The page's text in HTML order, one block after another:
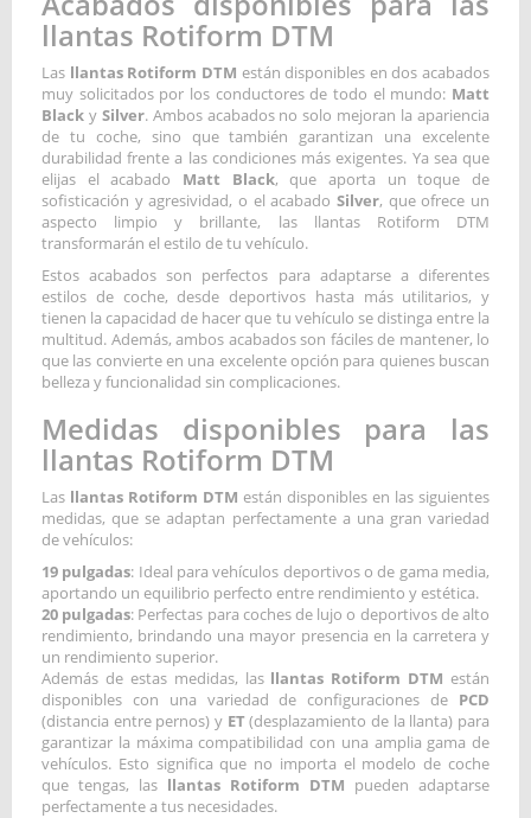
llantas Rotiform DTM
Las llantas Rotiform DTM están disponibles en dos acabados
muy solicitados por los conductores de todo el mundo: Matt
Black y Silver. Ambos acabados no solo mejoran la apariencia
de tu coche, sino que también garantizan una excelente
durabilidad frente a las condiciones más exigentes. Ya sea que
elijas el acabado Matt Black, que aporta un toque de
sofisticación y agresividad, o el acabado Silver, que ofrece un
aspecto limpio y brillante, las llantas Rotiform DTM
transformarán el estilo de tu vehículo.
Estos acabados son perfectos para adaptarse a diferentes
estilos de coche, desde deportivos hasta más utilitarios, y
tienen la capacidad de hacer que tu vehículo se distinga entre la
multitud. Además, ambos acabados son fáciles de mantener, lo
que las convierte en una excelente opción para quienes buscan
belleza y funcionalidad sin complicaciones.
Medidas disponibles para las
llantas Rotiform DTM
Las llantas Rotiform DTM están disponibles en las siguientes
medidas, que se adaptan perfectamente a una gran variedad
de vehículos:
19 pulgadas: Ideal para vehículos deportivos o de gama media,
aportando un equilibrio perfecto entre rendimiento y estética.
20 pulgadas: Perfectas para coches de lujo o deportivos de alto
rendimiento, brindando una mayor presencia en la carretera y
un rendimiento superior.
Además de estas medidas, las llantas Rotiform DTM están
disponibles con una variedad de configuraciones de PCD
(distancia entre pernos) y ET(desplazamiento de la llanta) para
garantizar la máxima compatibilidad con una amplia gama de
vehículos. Esto significa que no importa el modelo de coche
que tengas, las llantas Rotiform DTM pueden adaptarse
perfectamente a tus necesidades.